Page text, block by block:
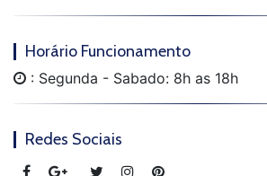
Horário Funcionamento
: Segunda - Sabado: 8h as 18h
Redes Sociais